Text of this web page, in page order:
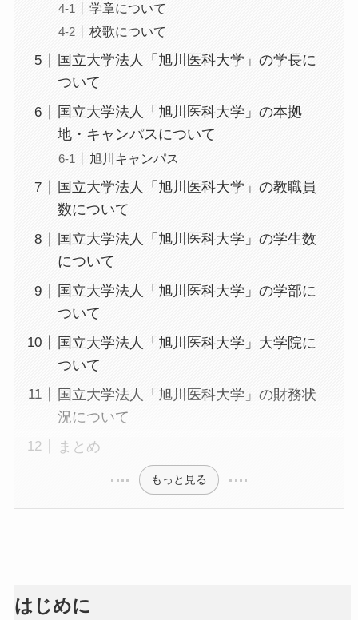
学章について
校歌について
国立大学法人「旭川医科大学」の学長に
ついて
国立大学法人「旭川医科大学」の本拠
地・キャンパスについて
旭川キャンパス
国立大学法人「旭川医科大学」の教職員
数について
国立大学法人「旭川医科大学」の学生数
について
国立大学法人「旭川医科大学」の学部に
ついて
国立大学法人「旭川医科大学」大学院に
ついて
国立大学法人「旭川医科大学」の財務状
況について
まとめ
もっと見る
はじめに